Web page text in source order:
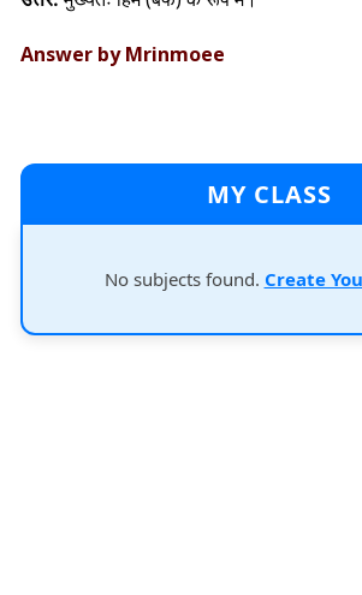
Answer by Mrinmoee
MY CLASS
No subjects found. Create